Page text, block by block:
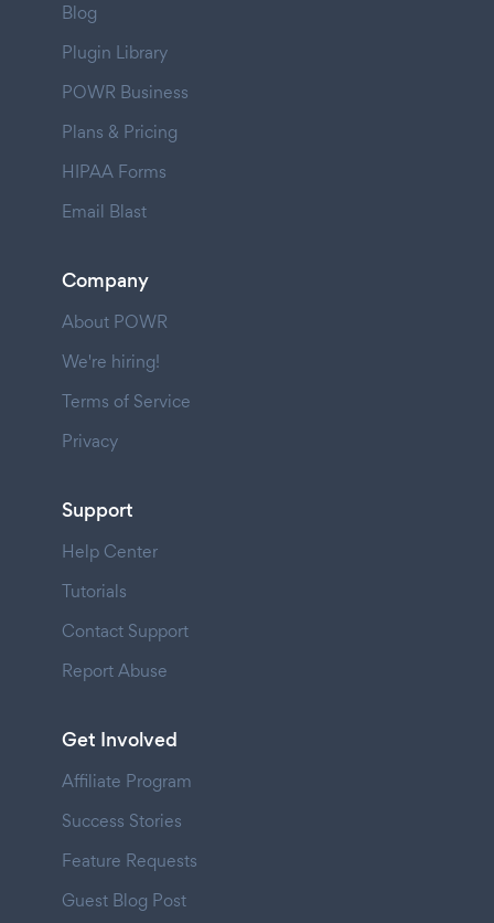
Blog
Plugin Library
POWR Business
Plans & Pricing
HIPAA Forms
Email Blast
Company
About POWR
We're hiring!
Terms of Service
Privacy
Support
Help Center
Tutorials
Contact Support
Report Abuse
Get Involved
Affiliate Program
Success Stories
Feature Requests
Guest Blog Post